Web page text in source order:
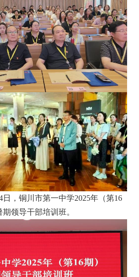
日，铜川市第一中学2025年（第16
期领导干部培训班。